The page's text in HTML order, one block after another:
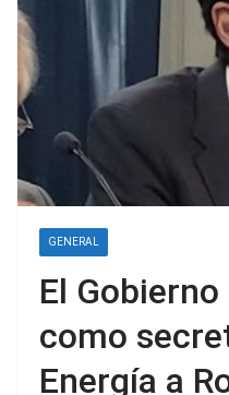
GENERAL
El
como
Energía a